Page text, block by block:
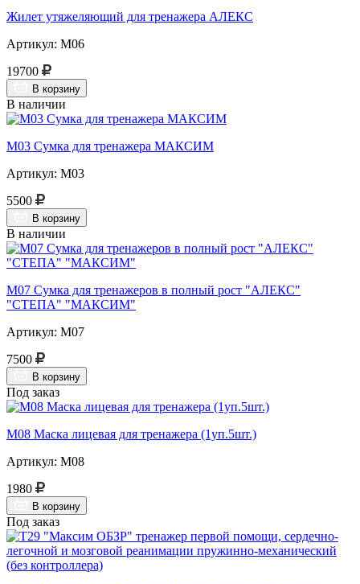
Жилет утяжеляющий для тренажера АЛЕКС
Артикул: М06
19700
В корзину
В наличии
М03 Сумка для тренажера МАКСИМ
Артикул: М03
5500
В корзину
В наличии
М07 Сумка для тренажеров в полный рост "АЛЕКС"
"СТЕПА" "МАКСИМ"
Артикул: М07
7500
В корзину
Под заказ
М08 Маска лицевая для тренажера (1уп.5шт.)
Артикул: М08
1980
В корзину
Под заказ